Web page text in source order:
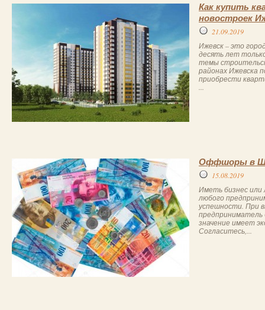
Как купить
новостроек
21.09.2019
Ижевск – это
десять лет
темы
районах Ижевска
приобрести
Оффшоры в
15.08.2019
Иметь бизнес или
любого
успешности. При
значение имеет
Согласитесь,...